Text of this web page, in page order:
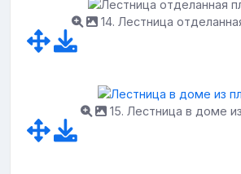
14. Лестница
15. Лестница в доме